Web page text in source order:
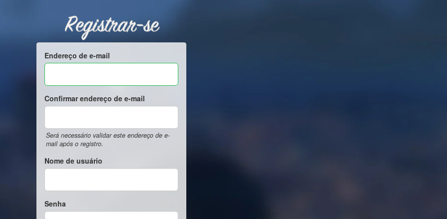
Registrar-se
Endereço de e-mail
Confirmar endereço de e-mail
Será necessário validar este endereço de e-
mail após o registro.
Nome de usuário
Senha